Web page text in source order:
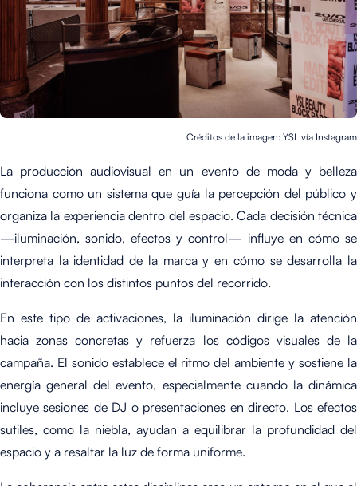
Créditos de la imagen: YSL vía Instagram
La producción audiovisual en un evento de moda y belleza
funciona como un sistema que guía la percepción del público y
organiza la experiencia dentro del espacio. Cada decisión técnica
—iluminación, sonido, efectos y control— influye en cómo se
interpreta la identidad de la marca y en cómo se desarrolla la
interacción con los distintos puntos del recorrido.
En este tipo de activaciones, la iluminación dirige la atención
hacia zonas concretas y refuerza los códigos visuales de la
campaña. El sonido establece el ritmo del ambiente y sostiene la
energía general del evento, especialmente cuando la dinámica
incluye sesiones de DJ o presentaciones en directo. Los efectos
sutiles, como la niebla, ayudan a equilibrar la profundidad del
espacio y a resaltar la luz de forma uniforme.